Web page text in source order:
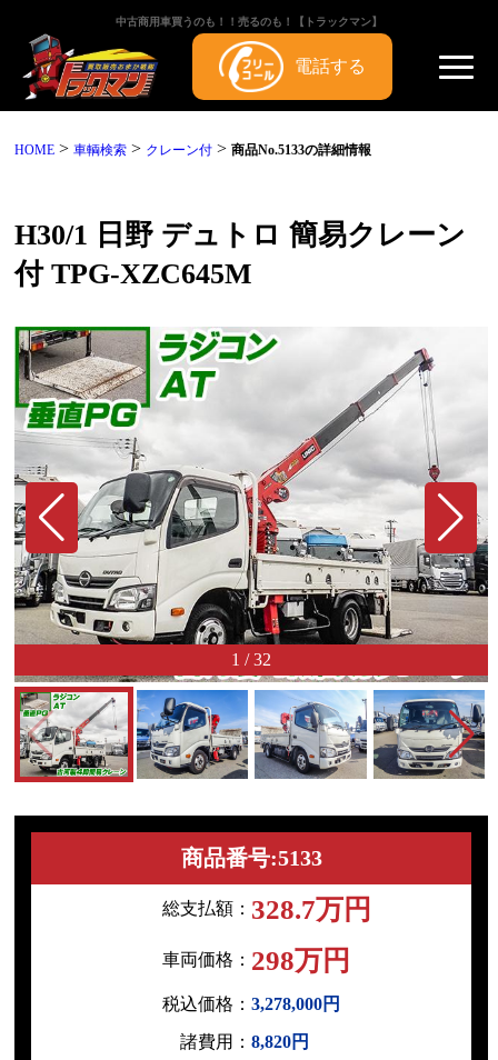
中古商用車買うのも！！売るのも！【トラックマン】
電話する
HOME >車輌検索 > クレーン付 >商品No.5133の詳細情報
H30/1 日野 デュトロ 簡易クレーン
付 TPG-XZC645M
1 /32
商品番号:5133
総支払額： 328.7万円
車両価格： 298万円
税込価格：3,278,000円
諸費用：8,820円